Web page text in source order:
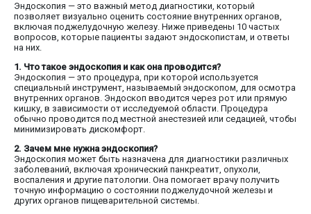
Эндоскопия — это важный метод диагностики, который
позволяет визуально оценить состояние внутренних органов,
включая поджелудочную железу. Ниже приведены 10 частых
вопросов, которые пациенты задают эндоскопистам, и ответы
на них.
1. Что такое эндоскопия и как она проводится?
Эндоскопия — это процедура, при которой используется
специальный инструмент, называемый эндоскопом, для осмотра
внутренних органов. Эндоскоп вводится через рот или прямую
кишку, в зависимости от исследуемой области. Процедура
обычно проводится под местной анестезией или седацией, чтобы
минимизировать дискомфорт.
2. Зачем мне нужна эндоскопия?
Эндоскопия может быть назначена для диагностики различных
заболеваний, включая хронический панкреатит, опухоли,
воспаления и другие патологии. Она помогает врачу получить
точную информацию о состоянии поджелудочной железы и
других органов пищеварительной системы.